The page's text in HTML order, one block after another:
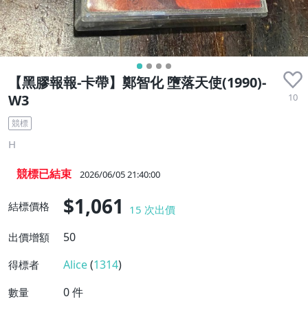
【黑膠報報-卡帶】鄭智化 墮落天使(1990)-
W3
10
競標
H
競標已結束 2026/06/05 21:40:00
結標價格 $1,061 15 次出價
出價增額
50
得標者 Alice(1314)
數量 0件